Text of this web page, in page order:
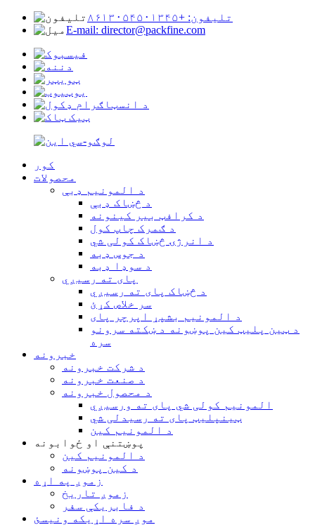
تلیفون: +۸۶۱۳۰۵۴۵۰۱۳۴۵
E-mail: director@packfine.com
کور
محصولات
د المونیم ډبې
د څښاک ډبې
د کرافټ بیر کینونه
د ګمرک چاپ کول
د انرژۍ څښاک کولی شي
د جوس ډبه
د سوډا ډبه
پای ته رسیږي
د څښاک پای ته رسیږي
سر خلاص کړئ
د المونیم بشپړ اپرچر پای
د ټین پلیټ کین پوښونه د ښکته سرونو
سره
خبرونه
د شرکت خبرونه
د صنعت خبرونه
د محصول خبرونه
المونیم کولی شي پای ته ورسیږي
ټینپلیټ پای ته رسیدلی شي
د المونیم کین
پوښتنې او ځوابونه
د المونیم کین
د کین پوښونه
زموږ په اړه
زموږ تاریخ
د فابریکې سفر
موږ سره اړیکه ونیسئ